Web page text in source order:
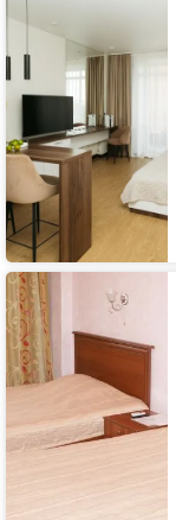
Отель
Союз